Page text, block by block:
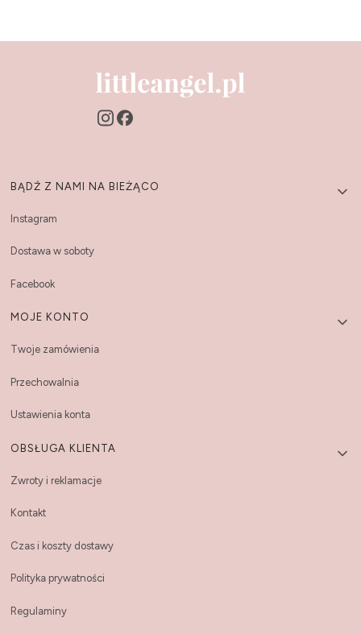
Linki w stopce
BĄDŹ Z NAMI NA BIEŻĄCO
Instagram
Dostawa w soboty
Facebook
MOJE KONTO
Twoje zamówienia
Przechowalnia
Ustawienia konta
OBSŁUGA KLIENTA
Zwroty i reklamacje
Kontakt
Czas i koszty dostawy
Polityka prywatności
Regulaminy